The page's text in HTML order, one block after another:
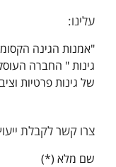
עלינו:
"אמנות הגינה
גינות " החברה
של גינות פרטיות
צרו קשר לקבלת
שם מלא (*)